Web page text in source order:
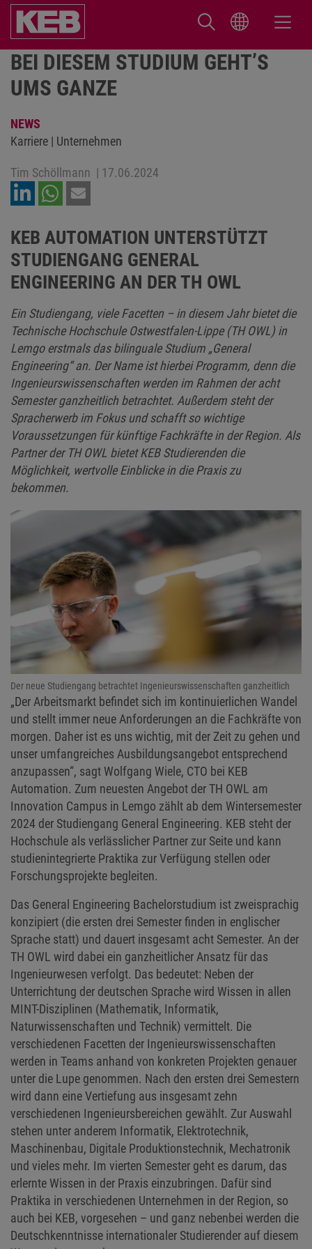
BEI DIESEM STUDIUM GEHT’S
UMS GANZE
NEWS
Karriere | Unternehmen
Tim Schöllmann | 17.06.2024
KEB AUTOMATION UNTERSTÜTZT
STUDIENGANG GENERAL
ENGINEERING AN DER TH OWL
Ein Studiengang, viele Facetten – in diesem Jahr bietet die
Technische Hochschule Ostwestfalen-Lippe (TH OWL) in
Lemgo erstmals das bilinguale Studium „General
Engineering“ an. Der Name ist hierbei Programm, denn die
Ingenieurswissenschaften werden im Rahmen der acht
Semester ganzheitlich betrachtet. Außerdem steht der
Spracherwerb im Fokus und schafft so wichtige
Voraussetzungen für künftige Fachkräfte in der Region. Als
Partner der TH OWL bietet KEB Studierenden die
Möglichkeit, wertvolle Einblicke in die Praxis zu
bekommen.
Der neue Studiengang betrachtet Ingenieurswissenschaften ganzheitlich
„Der Arbeitsmarkt befindet sich im kontinuierlichen Wandel
und stellt immer neue Anforderungen an die Fachkräfte von
morgen. Daher ist es uns wichtig, mit der Zeit zu gehen und
unser umfangreiches Ausbildungsangebot entsprechend
anzupassen“, sagt Wolfgang Wiele, CTO bei KEB
Automation. Zum neuesten Angebot der TH OWL am
Innovation Campus in Lemgo zählt ab dem Wintersemester
2024 der Studiengang General Engineering. KEB steht der
Hochschule als verlässlicher Partner zur Seite und kann
studienintegrierte Praktika zur Verfügung stellen oder
Forschungsprojekte begleiten.
Das General Engineering Bachelorstudium ist zweisprachig
konzipiert (die ersten drei Semester finden in englischer
Sprache statt) und dauert insgesamt acht Semester. An der
TH OWL wird dabei ein ganzheitlicher Ansatz für das
Ingenieurwesen verfolgt. Das bedeutet: Neben der
Unterrichtung der deutschen Sprache wird Wissen in allen
MINT-Disziplinen (Mathematik, Informatik,
Naturwissenschaften und Technik) vermittelt. Die
verschiedenen Facetten der Ingenieurswissenschaften
werden in Teams anhand von konkreten Projekten genauer
unter die Lupe genommen. Nach den ersten drei Semestern
wird dann eine Vertiefung aus insgesamt zehn
verschiedenen Ingenieursbereichen gewählt. Zur Auswahl
stehen unter anderem Informatik, Elektrotechnik,
Maschinenbau, Digitale Produktionstechnik, Mechatronik
und vieles mehr. Im vierten Semester geht es darum, das
erlernte Wissen in der Praxis einzubringen. Dafür sind
Praktika in verschiedenen Unternehmen in der Region, so
auch bei KEB, vorgesehen – und ganz nebenbei werden die
Deutschkenntnisse internationaler Studierender auf diesem